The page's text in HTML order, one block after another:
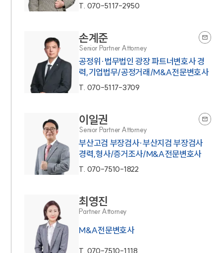
T. 070-5117-2950
손계준
Senior Partner Attorney
공정위·법무법인 광장 파트너변호사 경
력,기업법무/공정거래/M&A전문변호사
T. 070-5117-3709
이일권
Senior Partner Attorney
부산고검 부장검사·부산지검 부장검사
경력,형사/증거조사/M&A전문변호사
T. 070-7510-1822
최영진
Partner Attorney
M&A전문변호사
T. 070-7510-1118